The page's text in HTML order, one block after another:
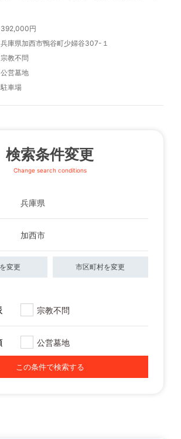
392,000円
兵庫県加西市鴨谷町少婦谷307-１
宗教不問
公営墓地
駐車場
検索条件変更
Change search conditions
兵庫県
加西市
変更 市区町村を変更
宗教不問
公営墓地
この条件で検索する